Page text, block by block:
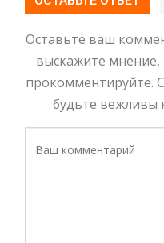
Оставьте ваш
выскажите
прокомментируйте.
будьте вежливы